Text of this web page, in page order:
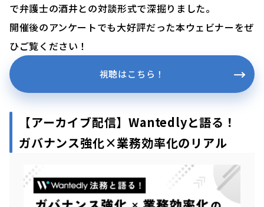
で弁護士の酒井との対談形式で深掘りました。
開催後のアンケートでも大好評だった本ウェビナーをぜ
ひご覧ください！
視聴はこちら！
【アーカイブ配信】Wantedlyと語る！
ガバナンス強化×業務効率化のリアル